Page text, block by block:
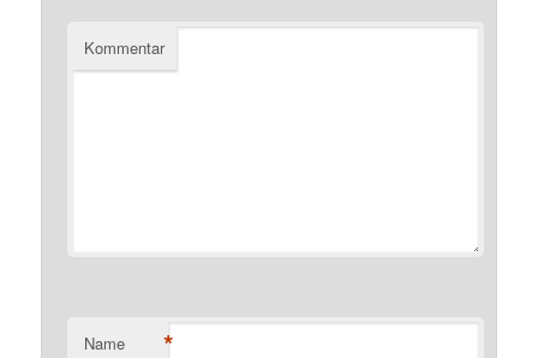
Kommentar
Name *